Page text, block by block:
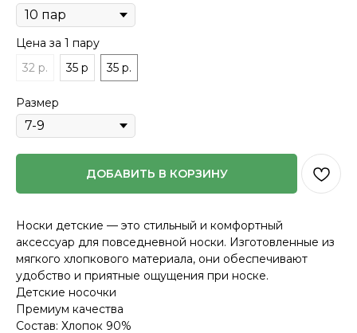
Цена за 1 пару
32 р.
35 р 35 р.
Размер
ДОБАВИТЬ В КОРЗИНУ
Носки детские — это стильный и комфортный
аксессуар для повседневной носки. Изготовленные из
мягкого хлопкового материала, они обеспечивают
удобство и приятные ощущения при носке.
Детские носочки
Премиум качества
Состав: Хлопок 90%